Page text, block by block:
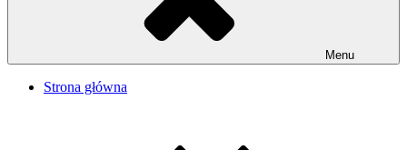
Menu
Strona główna